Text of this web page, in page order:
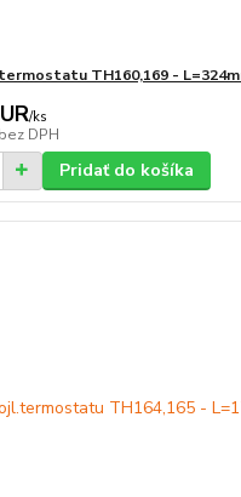
TH160,169 -
/ks
bez DPH
Pridať do košíka